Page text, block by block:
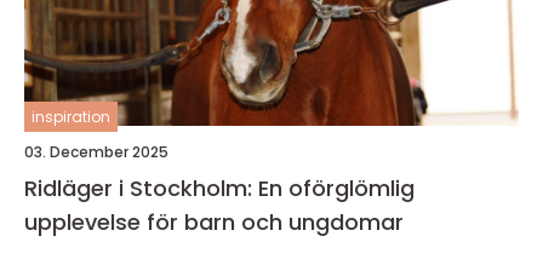
inspiration
03. December 2025
Ridläger i Stockholm: En oförglömlig
upplevelse för barn och ungdomar